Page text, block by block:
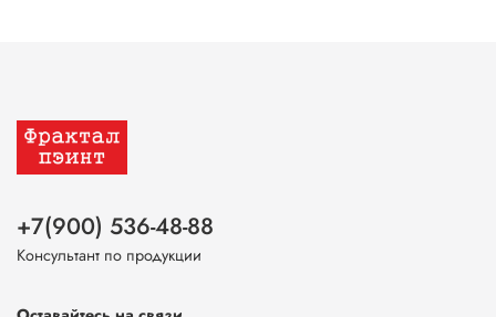
+7(900) 536-48-88
Консультант по продукции